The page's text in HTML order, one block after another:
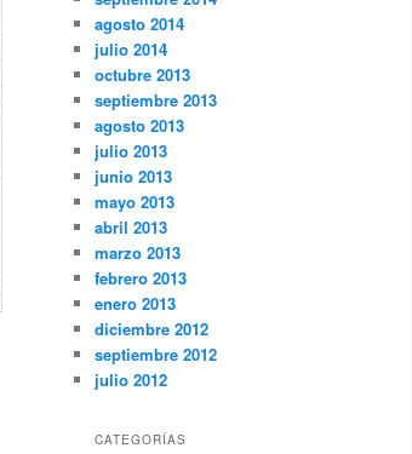
agosto 2014
julio 2014
octubre 2013
septiembre 2013
agosto 2013
julio 2013
junio 2013
mayo 2013
abril 2013
marzo 2013
febrero 2013
enero 2013
diciembre 2012
septiembre 2012
julio 2012
CATEGORÍAS